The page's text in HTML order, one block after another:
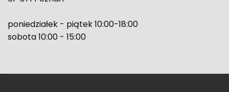
poniedziałek - piątek 10:00-18:00
sobota 10:00 - 15:00